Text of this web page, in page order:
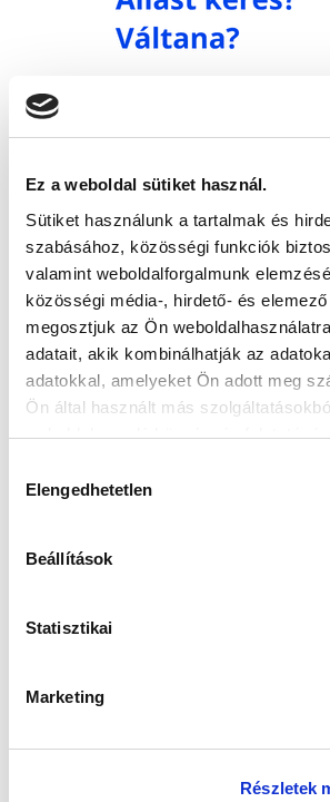
Ez a weboldal sütiket használ.
Sütiket használunk a tartalmak és
szabásához, közösségi funkciók
valamint weboldalforgalmunk
közösségi média-, hirdető- és
megosztjuk az Ön
adatait, akik kombinálhatják az
adatokkal, amelyeket Ön adott meg
Ön által használt más
weboldalon való böngészés
kiválasztása
Elengedhetetlen
Beállítások
Statisztikai
Marketing
Részletek